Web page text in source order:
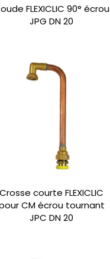
FLEXICLIC 90° écrou
JPG DN 20
Crosse courte FLEXICLIC
CM écrou tournant
JPC DN 20